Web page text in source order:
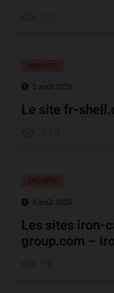
5 août 2026
Le site fr-
5 août 2026
Les sites iron-
group.com –